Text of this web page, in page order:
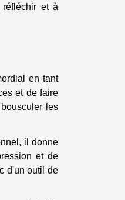
réfléchir et à
en tant
et de faire
les
il donne
et de
d'un outil de